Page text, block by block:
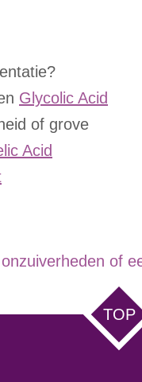
Glycolic Acid
of grove
Acid
of
TOP